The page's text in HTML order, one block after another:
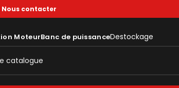
Nous contacter
MoteurBanc de puissanceDestockage